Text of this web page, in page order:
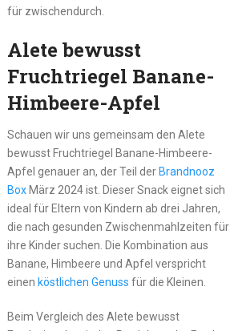
für zwischendurch.
Alete bewusst
Fruchtriegel Banane-
Himbeere-Apfel
Schauen wir uns gemeinsam den Alete
bewusst Fruchtriegel Banane-Himbeere-
Apfel genauer an, der Teil derBrandnooz
BoxMärz 2024 ist. Dieser Snack eignet sich
ideal für Eltern von Kindern ab drei Jahren,
die nach gesunden Zwischenmahlzeiten für
ihre Kinder suchen. Die Kombination aus
Banane, Himbeere und Apfel verspricht
einen köstlichen Genuss für die Kleinen.
Beim Vergleich des Alete bewusst